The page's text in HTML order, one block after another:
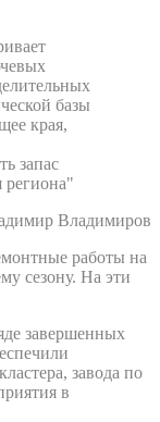
базы
края,
запас
региона"
Владимиров
работы на
сезону. На эти
завершенных
завода по
в